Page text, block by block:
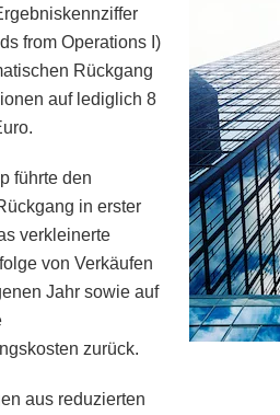
from Operations I)
Rückgang
auf lediglich 8
führte den
in erster
verkleinerte
von Verkäufen
Jahr sowie auf
zurück.
aus reduzierten